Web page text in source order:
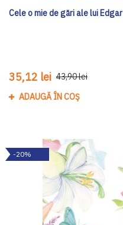
Cele o mie de gări ale lui Edgar
35,12 lei 43,90 lei
ADAUGĂ ÎN COȘ
-20%